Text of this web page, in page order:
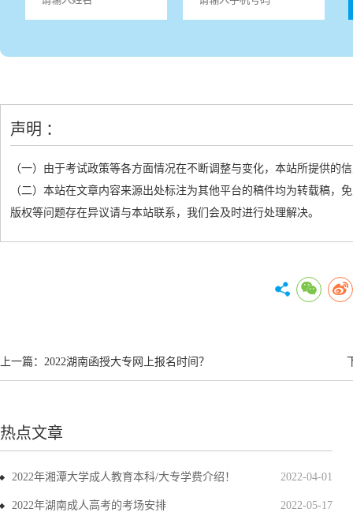
声明 ：
（一）由于考试政策等各方面情况在不断调整与变化，本站所提供的
（二）本站在文章内容来源出处标注为其他平台的稿件均为转载稿
版权等问题存在异议请与本站联系，我们会及时进行处理解决。
上一篇： 2022湖南函授大专网上报名时间？
热点文章
2022-04-01
2022年湘潭大学成人教育本科/大专学费介绍！
2022-05-17
2022年湖南成人高考的考场安排